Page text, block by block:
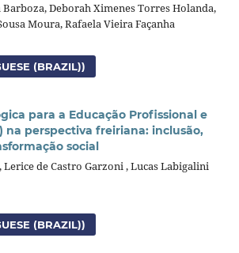
Deborah Ximenes Torres Holanda,
Moura, Rafaela Vieira Façanha
(BRAZIL))
para a Educação Profissional e
na perspectiva freiriana: inclusão,
social
de Castro Garzoni , Lucas Labigalini
(BRAZIL))